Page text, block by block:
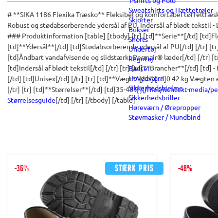
Sweatshirts og Hættetrøjer
Skjorter
Bukser
Shorts
Undertøj
Regntøj
Bælter
Hovedværn
Sikkerhedshjelme
Sikkerhedsbriller
Høreværn / Ørepropper
Støvmasker / Mundbind
# **SIKA 1186 Flexika Træsko** Fleksibel og komfortabel
Robust og stødabsorberende ydersål af PU. Indersål af blødt tekstil
### Produktinformation [table] [tbody] [tr] [td]**Serie**[/td]
[td]**Ydersål**[/td] [td]Stødabsorberende ydersål af PU[/td] [/tr]
[td]Åndbart vandafvisende og slidstærkt Permair® læder[/td] [/tr]
[td]Indersål af blødt tekstil[/td] [/tr] [tr] [td]**Brancher**[/td] [td]
[/td] [td]Unisex[/td] [/tr] [tr] [td]**Vægt**[/td] [td]0 42 kg Vægten
[/tr] [tr] [td]**Størrelser**[/td] [td]35-48![](/files/richtext-media/
Størrelsesguide[/td] [/tr] [/tbody] [/table]
Stærk pris
-36% -48%